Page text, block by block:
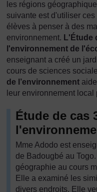
les régions
suivante est d'utiliser
élèves à penser à des
environnement. L'Étude
l'environnement de
enseignant a créé un
cours de sciences
de l’environnement
leur environnement
Étude de cas
Mme Adodo est
de Badougbé au
géographie au cours
Elle a examiné les
divers endroits. Elle